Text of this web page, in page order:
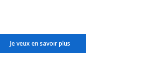
Je veux en savoir plus